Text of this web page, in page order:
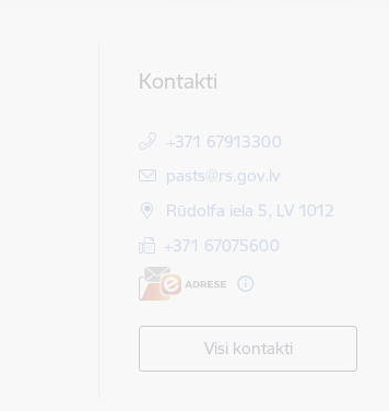
Kontakti
+371 67913300
E-pasts:
pasts@rs.gov.lv
Rūdolfa iela 5, LV 1012
+371 67075600
Visi kontakti